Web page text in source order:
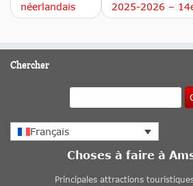
néerlandais
2025-2026 –
Chercher
Français
Choses à faire à
Principales attractions